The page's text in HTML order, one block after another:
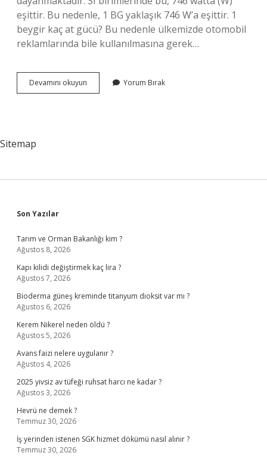
eşittir. Bu nedenle, 1 BG yaklaşık 746 W’a eşittir. 1
beygir kaç at gücü? Bu nedenle ülkemizde otomobil
reklamlarında bile kullanılmasına gerek…
Devamını okuyun Ortalama
1
Yorum Bırak
Sitemap
Sidebar
Son Yazılar
Tarım ve Orman Bakanlığı kim ?
Ağustos 8, 2026
Kapı kilidi değiştirmek kaç lira ?
Ağustos 7, 2026
Bioderma güneş kreminde titanyum dioksit var mı ?
Ağustos 6, 2026
Kerem Nikerel neden öldü ?
Ağustos 5, 2026
Avans faizi nelere uygulanır ?
Ağustos 4, 2026
2025 yivsiz av tüfeği ruhsat harcı ne kadar ?
Ağustos 3, 2026
Hevrü ne demek ?
Temmuz 30, 2026
İş yerinden istenen SGK hizmet dökümü nasıl alınır ?
Temmuz 30, 2026